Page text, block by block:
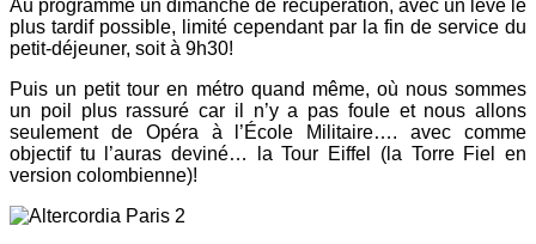
Au programme un dimanche de récupération, avec un levé le
plus tardif possible, limité cependant par la fin de service du
petit-déjeuner, soit à 9h30!
Puis un petit tour en métro quand même, où nous sommes
un poil plus rassuré car il n’y a pas foule et nous allons
seulement de Opéra à l’École Militaire…. avec comme
objectif tu l’auras deviné… la Tour Eiffel (la Torre Fiel en
version colombienne)!